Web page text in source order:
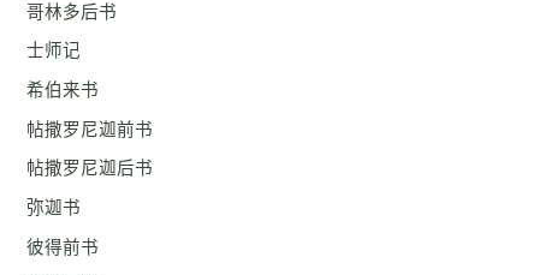
哥林多后书
士师记
希伯来书
帖撒罗尼迦前书
帖撒罗尼迦后书
弥迦书
彼得前书